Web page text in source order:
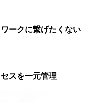
ークに繋げたくない
スを一元管理